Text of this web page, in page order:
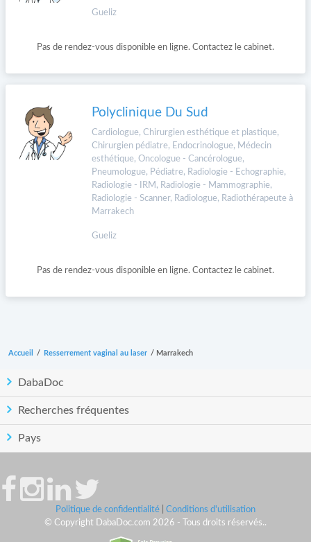
Gueliz
Pas de rendez-vous disponible en ligne. Contactez le cabinet.
Polyclinique Du Sud
Cardiologue, Chirurgien esthétique et plastique,
Chirurgien pédiatre, Endocrinologue, Médecin
esthétique, Oncologue - Cancérologue,
Pneumologue, Pédiatre, Radiologie - Echographie,
Radiologie - IRM, Radiologie - Mammographie,
Radiologie - Scanner, Radiologue, Radiothérapeute à
Marrakech
Gueliz
Pas de rendez-vous disponible en ligne. Contactez le cabinet.
Accueil / Resserrement vaginal au laser / Marrakech
DabaDoc
Recherches fréquentes
Pays
Politique de confidentialité
Conditions d'utilisation
© Copyright DabaDoc.com 2026 - Tous droits réservés..